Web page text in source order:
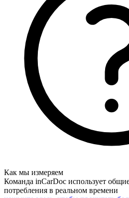
Как мы измеряем
Команда inCarDoc использует
потребления в реальном времени